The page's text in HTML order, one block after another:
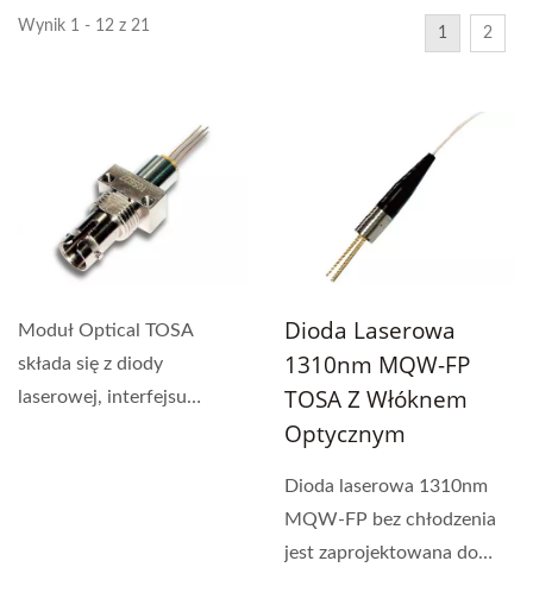
Wynik 1 - 12 z 21 1 2
Moduł Optical TOSA
składa się z diody
laserowej, interfejsu
Dioda Laserowa
1310nm MQW-FP
TOSA Z Włóknem
Optycznym
Dioda laserowa 1310nm
MQW-FP bez chłodzenia
jest zaprojektowana do